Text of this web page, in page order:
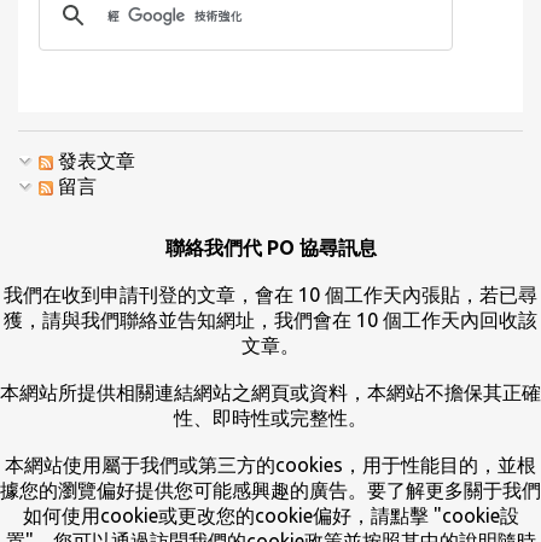
發表文章
留言
聯絡我們代 PO 協尋訊息
我們在收到申請刊登的文章，會在 10 個工作天內張貼，若已尋
獲，請與我們聯絡並告知網址，我們會在 10 個工作天內回收該
文章。
本網站所提供相關連結網站之網頁或資料，本網站不擔保其正確
性、即時性或完整性。
本網站使用屬于我們或第三方的cookies，用于性能目的，並根
據您的瀏覽偏好提供您可能感興趣的廣告。要了解更多關于我們
如何使用cookie或更改您的cookie偏好，請點擊 "cookie設